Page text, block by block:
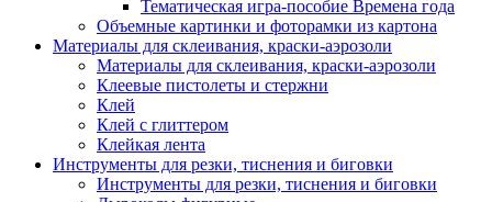
Тематическая игра-пособие Времена года
Объемные картинки и фоторамки из картона
Материалы для склеивания, краски-аэрозоли
Материалы для склеивания, краски-аэрозоли
Клеевые пистолеты и стержни
Клей
Клей с глиттером
Клейкая лента
Инструменты для резки, тиснения и биговки
Инструменты для резки, тиснения и биговки